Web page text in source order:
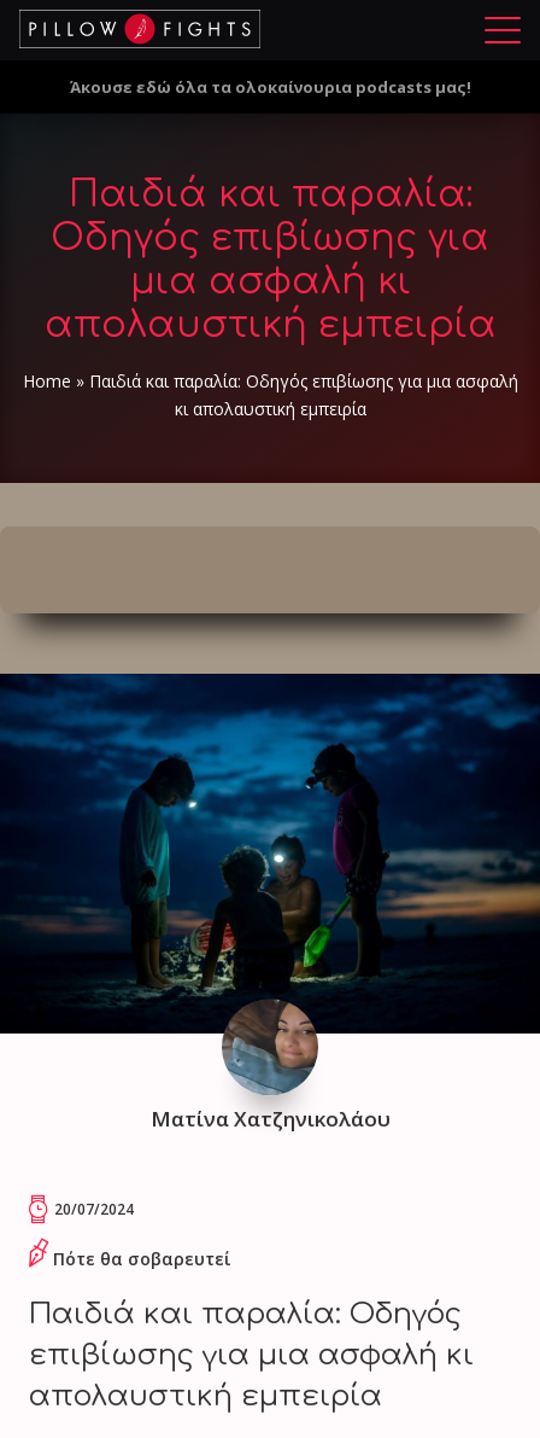
Μ
ο
Άκουσε εδώ όλα τα ολοκαίνουρια podcasts μας!
Παιδιά και παραλία:
Οδηγός επιβίωσης για
μια ασφαλή κι
απολαυστική εμπειρία
Home » Παιδιά και παραλία: Οδηγός επιβίωσης για μια ασφαλή
κι απολαυστική εμπειρία
Ματίνα Χατζηνικολάου
20/07/2024
Πότε θα σοβαρευτεί
Παιδιά και παραλία: Οδηγός
επιβίωσης για μια ασφαλή κι
απολαυστική εμπειρία